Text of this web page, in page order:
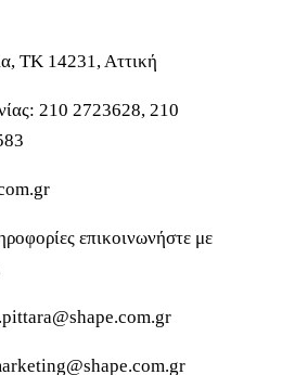
ΤΚ 14231, Αττική
210 2723628, 210
επικοινωνήστε με